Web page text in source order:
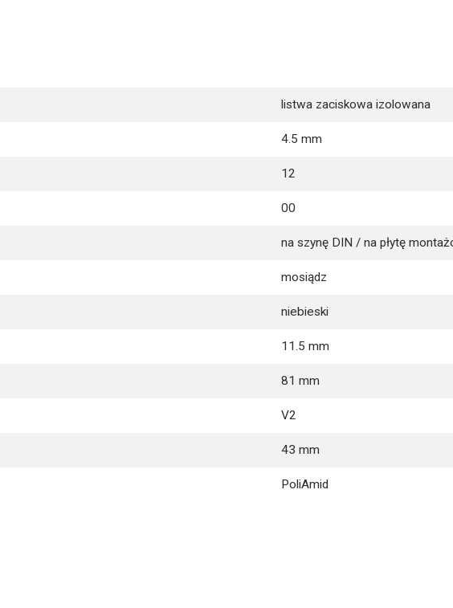
listwa zaciskowa izolowana
4.5 mm
12
00
na szynę DIN / na płytę
mosiądz
niebieski
11.5 mm
81 mm
V2
43 mm
PoliAmid